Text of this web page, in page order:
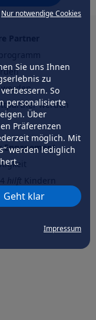
Nur notwendige Cookies
Sie uns Ihnen
zu
So
personalisierte
Über
Präferenzen
möglich. Mit
werden lediglich
Geht klar
Impressum
werden
Engagement
hilftder Natur